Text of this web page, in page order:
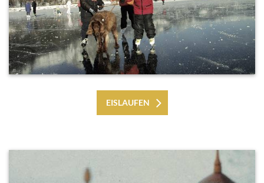
EISLAUFEN